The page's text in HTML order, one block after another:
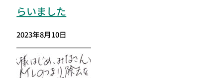
らいました
2023年8月10日